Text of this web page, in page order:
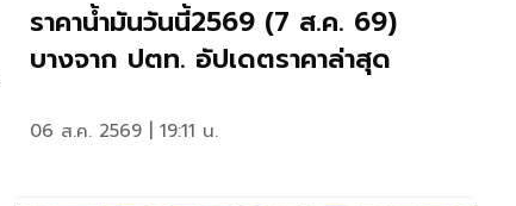
ราคาน้ำมันวันนี้2569 (7 ส.ค. 69)
บางจาก ปตท. อัปเดตราคาล่าสุด
06 ส.ค. 2569 | 19:11 น.